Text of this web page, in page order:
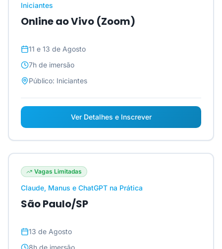
Iniciantes
Online ao Vivo (Zoom)
11 e 13 de Agosto
7h de imersão
Público: Iniciantes
Ver Detalhes e Inscrever
Vagas Limitadas
Claude, Manus e ChatGPT na Prática
São Paulo/SP
13 de Agosto
8h de imersão